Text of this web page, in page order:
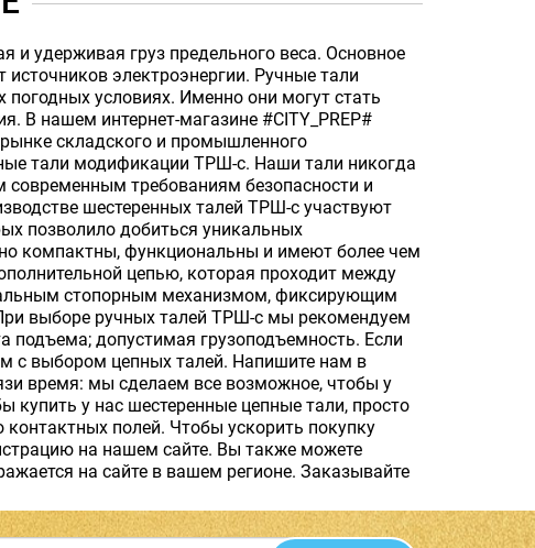
и удерживая груз предельного веса. Основное
электроэнергии. Ручные тали
условиях. Именно они могут стать
В нашем интернет-магазине #CITY_PREP#
складского и промышленного
тали модификации ТРШ-с. Наши тали никогда
современным требованиям безопасности и
шестеренных талей ТРШ-с участвуют
позволило добиться уникальных
компактны, функциональны и имеют более чем
цепью, которая проходит между
стопорным механизмом, фиксирующим
выборе ручных талей ТРШ-с мы рекомендуем
допустимая грузоподъемность. Если
с выбором цепных талей. Напишите нам в
время: мы сделаем все возможное, чтобы у
у нас шестеренные цепные тали, просто
контактных полей. Чтобы ускорить покупку
на нашем сайте. Вы также можете
на сайте в вашем регионе. Заказывайте